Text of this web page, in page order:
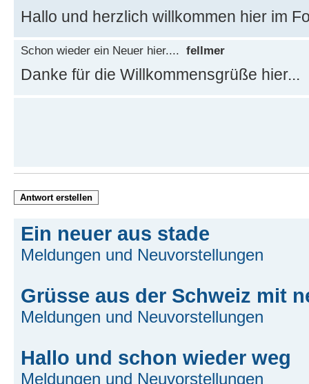
Hallo und herzlich willkommen hier im
Schon wieder ein Neuer hier.... fellmer
Danke für die Willkommensgrüße hier...
Antwort erstellen
Ein neuer aus stade
Meldungen und Neuvorstellungen
Grüsse aus der Schweiz mit
Meldungen und Neuvorstellungen
Hallo und schon wieder weg
Meldungen und Neuvorstellungen